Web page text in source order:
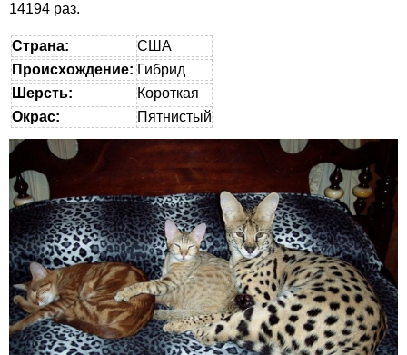
14194 раз.
Страна:
США
Происхождение: Гибрид
Шерсть:
Короткая
Окрас:
Пятнистый